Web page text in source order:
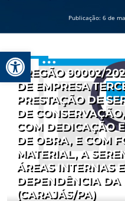
Barra de
Publicação: 6 de
PREGÃO 90002/
DE EMPRESA
PRESTAÇÃO DE
DE
COM DEDICAÇÃO
DE OBRA, E COM
MATERIAL, A
ÁREAS INTERNAS
DEPENDÊNCIA
(CARAJÁS/PA)